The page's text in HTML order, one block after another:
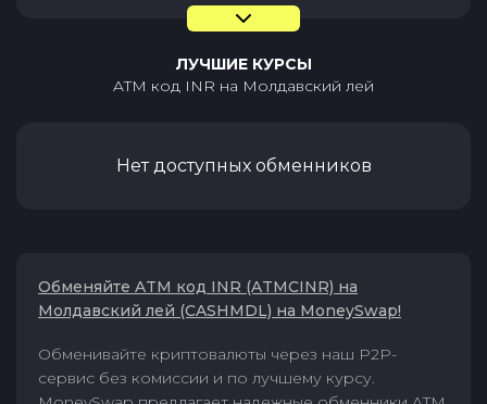
ЛУЧШИЕ КУРСЫ
ATM код INR на Молдавский лей
Нет доступных обменников
Обменяйте ATM код INR (ATMCINR) на
Молдавский лей (CASHMDL) на MoneySwap!
Обменивайте криптовалюты через наш P2P-
сервис без комиссии и по лучшему курсу.